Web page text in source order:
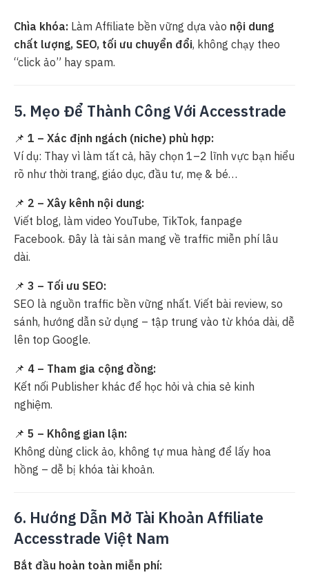
Chìa khóa: Làm Affiliate bền vững dựa vào nội dung
chất lượng, SEO, tối ưu chuyển đổi, không chạy theo
“click ảo” hay spam.
5. Mẹo Để Thành Công Với Accesstrade
📌 1 – Xác định ngách (niche) phù hợp:
Ví dụ: Thay vì làm tất cả, hãy chọn 1–2 lĩnh vực bạn hiểu
rõ như thời trang, giáo dục, đầu tư, mẹ & bé…
📌 2 – Xây kênh nội dung:
Viết blog, làm video YouTube, TikTok, fanpage
Facebook. Đây là tài sản mang về traffic miễn phí lâu
dài.
📌 3 – Tối ưu SEO:
SEO là nguồn traffic bền vững nhất. Viết bài review, so
sánh, hướng dẫn sử dụng – tập trung vào từ khóa dài, dễ
lên top Google.
📌 4 – Tham gia cộng đồng:
Kết nối Publisher khác để học hỏi và chia sẻ kinh
nghiệm.
📌 5 – Không gian lận:
Không dùng click ảo, không tự mua hàng để lấy hoa
hồng – dễ bị khóa tài khoản.
6. Hướng Dẫn Mở Tài Khoản Affiliate
Accesstrade Việt Nam
Bắt đầu hoàn toàn miễn phí: